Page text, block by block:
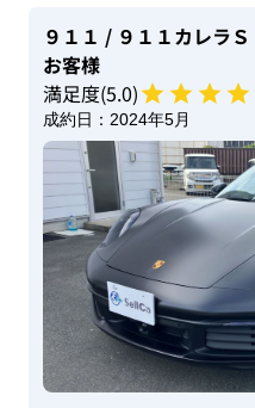
９１１ / ９１１カレラＳ
お客様
満足度(5.0)
成約日： 2024年5月